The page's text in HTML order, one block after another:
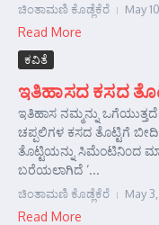
ಚಿಂತಾಮಣಿ ಕೊಡ್ಲೆಕೆರೆ May
Read More
ಕವಿತೆ
ಇತಿಹಾಸದ ಕಸದ
ಇತಿಹಾಸ ನಮ್ಮನ್ನು
ಚಪ್ಪಲಿಗಳ ಕಸದ ತೊಟ್ಟಿಗೆ
ತೊಟ್ಟಿಯನ್ನು ಸಿಮೆಂಟಿನಿ೦ದ
ಬರೆಯಲಾಗಿದೆ ‘...
ಚಿಂತಾಮಣಿ ಕೊಡ್ಲೆಕೆರೆ May
Read More